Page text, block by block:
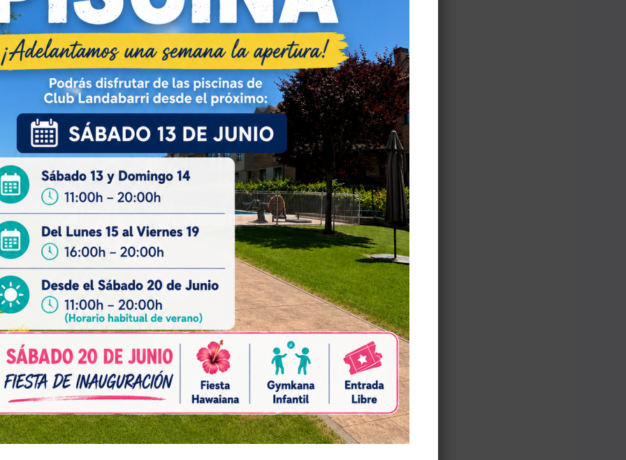
not supported or source(s) not found
padelbizkaia.com/wp-content/uploads/2023/03/Padel-Bizkaia-1.mp4?_=1
técnicos, por vuestro trabajo y entrega con los txabal@s de la
seguimos creciendo juntos!
@ivanfuente10 nuestro director deportivo, que esta vez les ha
semana en esta experiencia competitiva.
del gran nivel de nuestros jugador@s.